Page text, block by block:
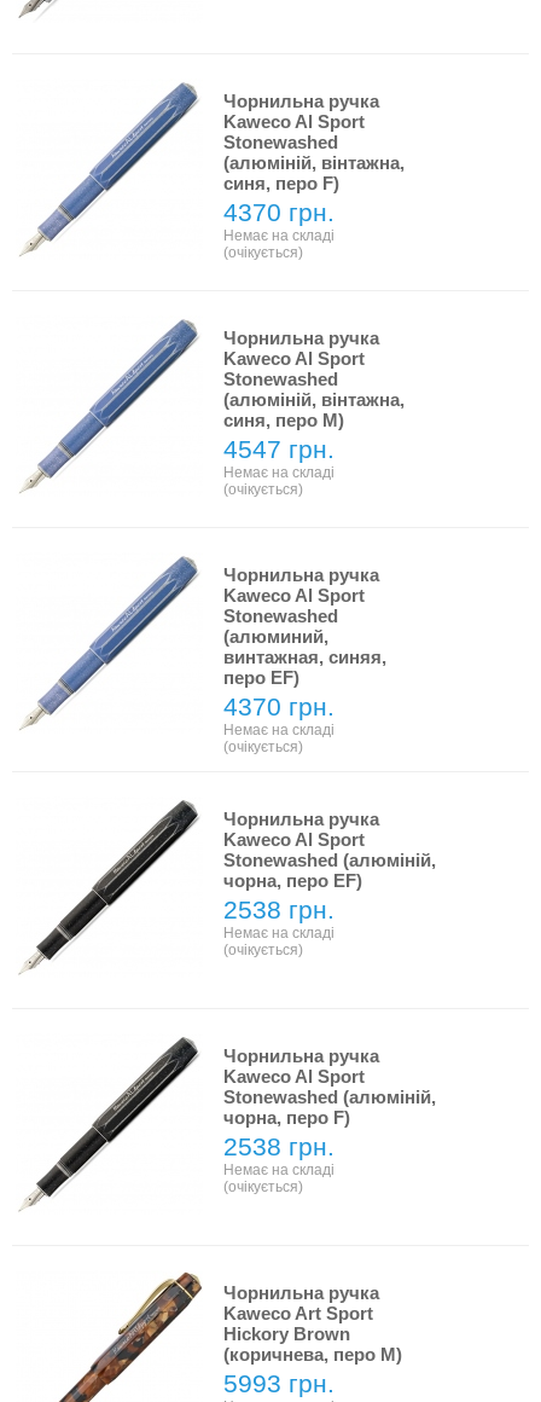
Чорнильна ручка
Kaweco Al Sport
Stonewashed
(алюміній, вінтажна,
синя, перо F)
4370 грн.
Немає на складі
(очікується)
Чорнильна ручка
Kaweco Al Sport
Stonewashed
(алюміній, вінтажна,
синя, перо M)
4547 грн.
Немає на складі
(очікується)
Чорнильна ручка
Kaweco Al Sport
Stonewashed
(алюминий,
винтажная, синяя,
перо EF)
4370 грн.
Немає на складі
(очікується)
Чорнильна ручка
Kaweco Al Sport
Stonewashed (алюміній,
чорна, перо EF)
2538 грн.
Немає на складі
(очікується)
Чорнильна ручка
Kaweco Al Sport
Stonewashed (алюміній,
чорна, перо F)
2538 грн.
Немає на складі
(очікується)
Чорнильна ручка
Kaweco Art Sport
Hickory Brown
(коричнева, перо M)
5993 грн.